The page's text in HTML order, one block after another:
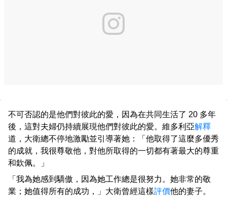
不可否認的是他們對彼此的愛，因為在共同生活了 20 多年
後，這對夫婦仍持續展現他們對彼此的愛。維多利亞解釋
道，大衛總不停地激勵並引導著她：「他取得了這麼多優秀
的成就，我很尊敬他，對他所取得的一切都有著最大的尊重
和欽佩。」
「我為她感到驕傲，因為她工作總是很努力。她非常的敬
業；她值得所有的成功，」大衛曾經這樣評價他的妻子。